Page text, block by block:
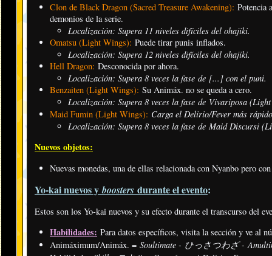
Clon de Black Dragon (Sacred Treasure Awakening): Potencia
demonios de la serie.
Localización: Supera 11 niveles difíciles del ohajiki.
Omatsu (Light Wings): Puede tirar punis inflados.
Localización: Supera 12 niveles difíciles del ohajiki.
Hell Dragon: Desconocida por ahora.
Localización: Supera 8 veces la fase de [...] con el puni.
Benzaiten (Light Wings): Su Animáx. no se queda a cero.
Localización: Supera 8 veces la fase de Vivariposa
Maid Fumin (Light Wings): Carga el Delirio/Fever más rápido
Localización: Supera 8 veces la fase de Maid Discursi
Nuevos objetos:
Nuevas monedas, una de ellas relacionada con Nyanbo pero
Yo-kai nuevos yboosters durante el evento:
Estos son los Yo-kai nuevos y su efecto durante el transcurso del
Habilidades: Para datos específicos, visita la sección y ve al
Animáximum/Animáx. = Soultimate - ひっさつわざ -